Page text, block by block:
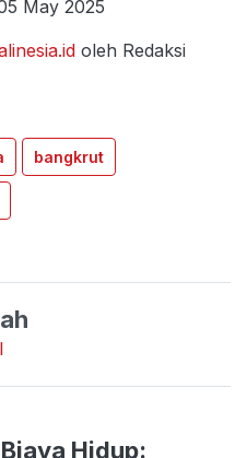
May 2025
oleh Redaksi
bangkrut
Hidup: